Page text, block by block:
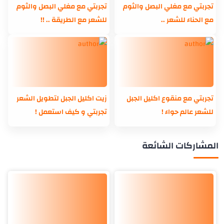
تجربتي مع مغلي البصل والثوم
مع الحناء للشعر ..
تجربتي مع مغلي البصل والثوم
للشعر مع الطريقة .. !!
تجربتي مع منقوع اكليل الجبل
للشعر عالم حواء !
زيت اكليل الجبل لتطويل الشعر
تجربتي و كيف استعمل !
المشاركات الشائعة